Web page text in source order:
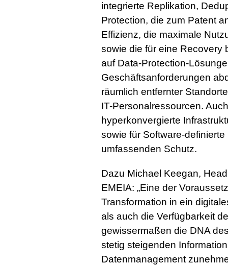
integrierte Replikation,
Protection, die zum Patent
Effizienz, die maximale
sowie die für eine Recovery
auf Data-Protection-
Geschäftsanforderungen
räumlich entfernter
IT-Personalressourcen.
hyperkonvergierte
sowie für Software-
umfassenden Schutz.
Dazu Michael Keegan,
EMEIA: „Eine der
Transformation in ein
als auch die Verfügbarkeit
gewissermaßen die DNA
stetig steigenden
Datenmanagement